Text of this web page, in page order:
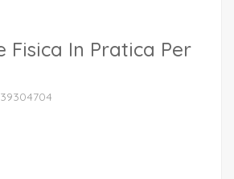
Fisica In Pratica Per